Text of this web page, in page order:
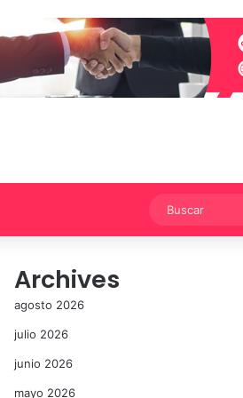
Archives
agosto 2026
julio 2026
junio 2026
mayo 2026